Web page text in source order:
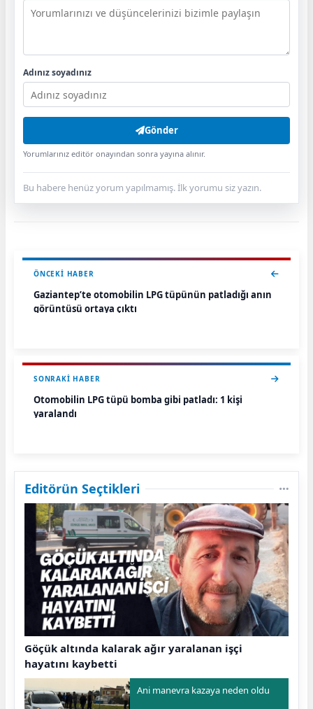
Adınız soyadınız
Gönder
Yorumlarınız editör onayından sonra yayına alınır.
Bu habere henüz yorum yapılmamış. İlk yorumu siz yazın.
ÖNCEKI HABER
Gaziantep’te otomobilin LPG tüpünün patladığı anın
görüntüsü ortaya çıktı
SONRAKI HABER
Otomobilin LPG tüpü bomba gibi patladı: 1 kişi
yaralandı
Editörün Seçtikleri
Göçük altında kalarak ağır yaralanan işçi
hayatını kaybetti
Ani manevra kazaya neden oldu